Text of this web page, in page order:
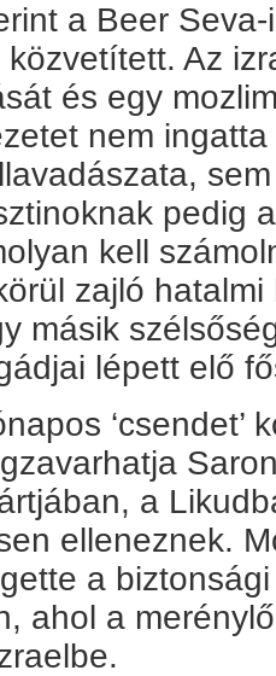
a Beer
Az
és egy
nem
pedig
kell
zajló
másik
lépett elő
‘csendet’
a
elleneznek.
a
ahol a